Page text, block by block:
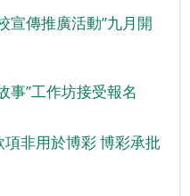
宣傳推廣活動”九月開
事”工作坊接受報名
非用於博彩 博彩承批